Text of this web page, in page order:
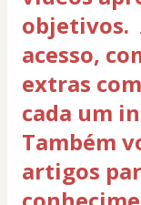
objetivos.
acesso,
extras
cada um
Também
artigos